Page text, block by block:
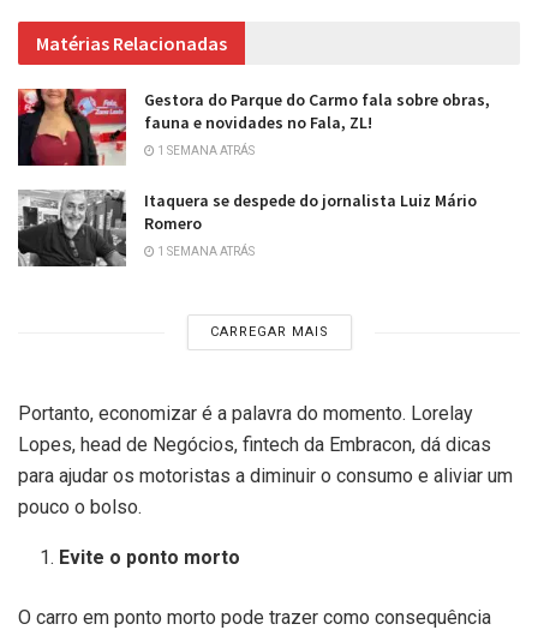
Matérias Relacionadas
Gestora do Parque do Carmo fala sobre obras,
fauna e novidades no Fala, ZL!
1 SEMANA ATRÁS
Itaquera se despede do jornalista Luiz Mário
Romero
1 SEMANA ATRÁS
CARREGAR MAIS
Portanto, economizar é a palavra do momento. Lorelay
Lopes, head de Negócios, fintech da Embracon, dá dicas
para ajudar os motoristas a diminuir o consumo e aliviar um
pouco o bolso.
Evite o ponto morto
O carro em ponto morto pode trazer como consequência